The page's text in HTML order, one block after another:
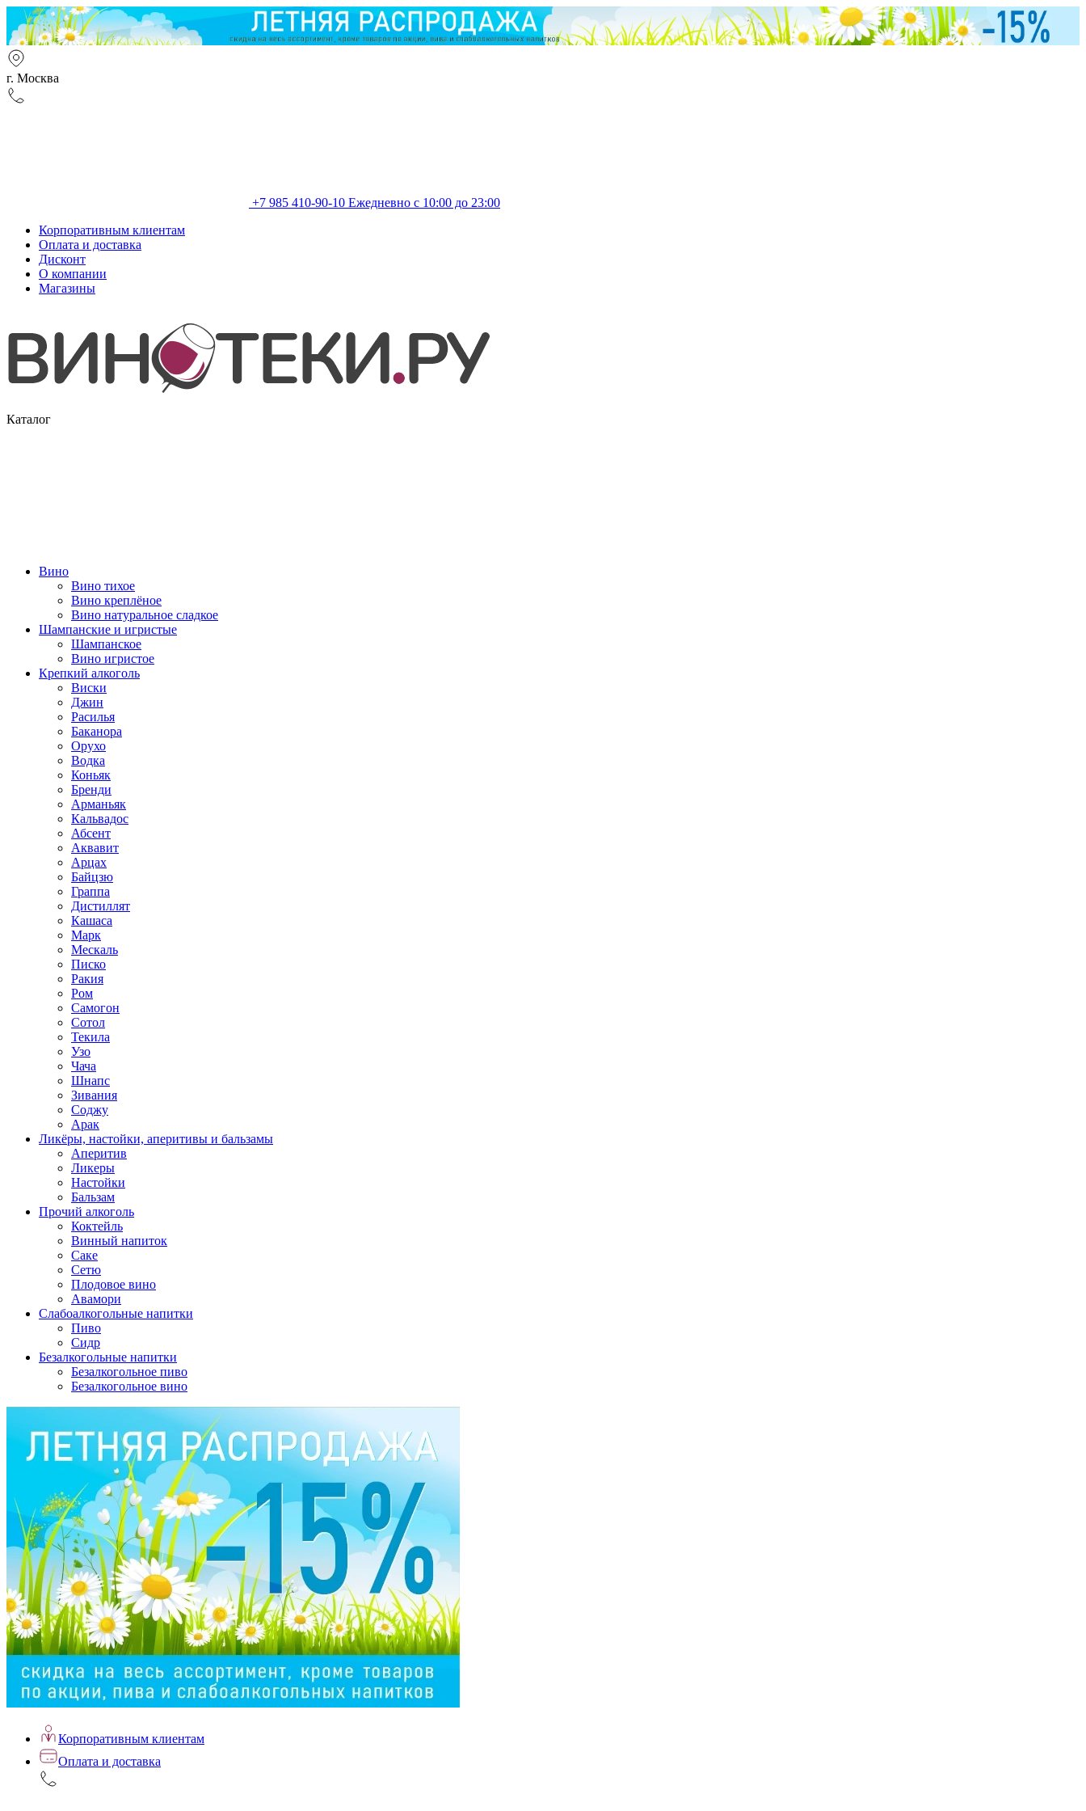
г. Москва
+7 985 410-90-10 Ежедневно с 10:00 до 23:00
Корпоративным клиентам
Оплата и доставка
Дисконт
О компании
Магазины
Каталог
Вино
Вино тихое
Вино креплёное
Вино натуральное сладкое
Шампанские и игристые
Шампанское
Вино игристое
Крепкий алкоголь
Виски
Джин
Расилья
Баканора
Орухо
Водка
Коньяк
Бренди
Арманьяк
Кальвадос
Абсент
Аквавит
Арцах
Байцзю
Граппа
Дистиллят
Кашаса
Марк
Мескаль
Писко
Ракия
Ром
Самогон
Сотол
Текила
Узо
Чача
Шнапс
Зивания
Соджу
Арак
Ликёры, настойки, аперитивы и бальзамы
Аперитив
Ликеры
Настойки
Бальзам
Прочий алкоголь
Коктейль
Винный напиток
Саке
Сетю
Плодовое вино
Авамори
Слабоалкогольные напитки
Пиво
Сидр
Безалкогольные напитки
Безалкогольное пиво
Безалкогольное вино
Корпоративным клиентам
Оплата и доставка